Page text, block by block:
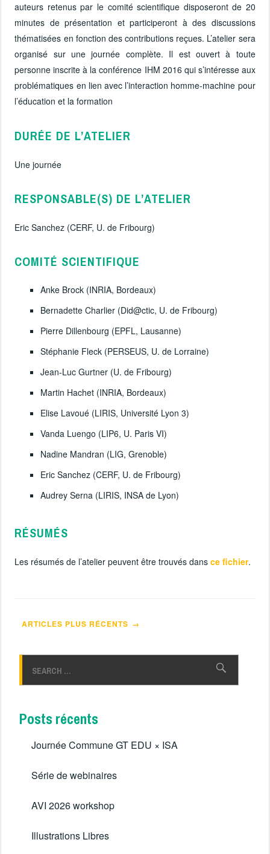
auteurs retenus par le comité scientifique disposeront de 20
minutes de présentation et participeront à des discussions
thématisées en fonction des contributions reçues. L’atelier sera
organisé sur une journée complète. Il est ouvert à toute
personne inscrite à la conférence IHM 2016 qui s’intéresse aux
problématiques en lien avec l’interaction homme-machine pour
l’éducation et la formation
DURÉE DE L’ATELIER
Une journée
RESPONSABLE(S) DE L’ATELIER
Eric Sanchez (CERF, U. de Fribourg)
COMITÉ SCIENTIFIQUE
Anke Brock (INRIA, Bordeaux)
Bernadette Charlier (Did@ctic, U. de Fribourg)
Pierre Dillenbourg (EPFL, Lausanne)
Stéphanie Fleck (PERSEUS, U. de Lorraine)
Jean-Luc Gurtner (U. de Fribourg)
Martin Hachet (INRIA, Bordeaux)
Elise Lavoué (LIRIS, Université Lyon 3)
Vanda Luengo (LIP6, U. Paris VI)
Nadine Mandran (LIG, Grenoble)
Eric Sanchez (CERF, U. de Fribourg)
Audrey Serna (LIRIS, INSA de Lyon)
RÉSUMÉS
Les résumés de l’atelier peuvent être trouvés dansce fichier.
Navigation
articles
ARTICLES PLUS RÉCENTS
Posts récents
Journée Commune GT EDU × ISA
Série de webinaires
AVI 2026 workshop
Illustrations Libres